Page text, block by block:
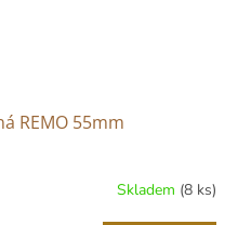
REMO 55mm
Skladem (8 ks)